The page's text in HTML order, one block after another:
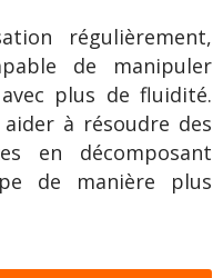
régulièrement,
de manipuler
plus de fluidité.
à résoudre des
en décomposant
de manière plus